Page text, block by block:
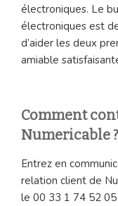
électroniques. Le
électroniques est
d’aider les deux
amiable
Comment
Numericable ?
Entrez en
relation client de
le 00 33 1 74 52 05